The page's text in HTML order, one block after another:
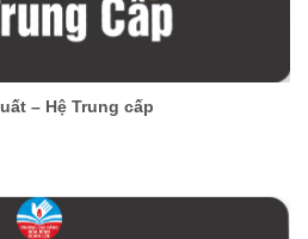
– Hệ Trung cấp